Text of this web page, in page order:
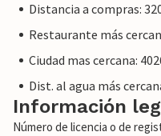
Distancia a compras:
Restaurante más
Ciudad mas cercana:
Dist. al agua más
Información
Número de licencia o de